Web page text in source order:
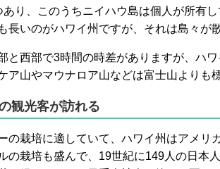
り、このうちニイハウ島は個人が所有
長いのがハワイ州ですが、それは島々が
と西部で3時間の時差がありますが、ハ
ア山やマウナロア山などは富士山よりも
観光客が訪れる
の栽培に適していて、ハワイ州はアメリ
の栽培も盛んで、19世紀に149人の日本